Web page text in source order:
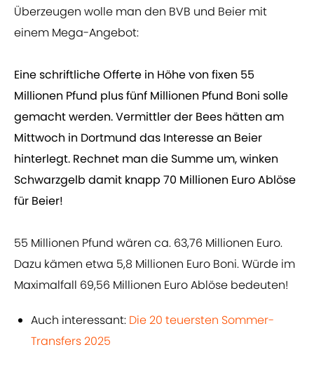
Überzeugen wolle man den BVB und Beier mit
einem Mega-Angebot:
Eine schriftliche Offerte in Höhe von fixen 55
Millionen Pfund plus fünf Millionen Pfund Boni solle
gemacht werden. Vermittler der Bees hätten am
Mittwoch in Dortmund das Interesse an Beier
hinterlegt. Rechnet man die Summe um, winken
Schwarzgelb damit knapp 70 Millionen Euro Ablöse
für Beier!
55 Millionen Pfund wären ca. 63,76 Millionen Euro.
Dazu kämen etwa 5,8 Millionen Euro Boni. Würde im
Maximalfall 69,56 Millionen Euro Ablöse bedeuten!
Auch interessant: Die 20 teuersten Sommer-
Transfers 2025